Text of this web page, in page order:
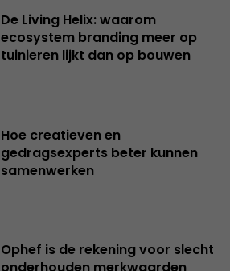
De Living Helix: waarom
ecosystem branding meer op
tuinieren lijkt dan op bouwen
Hoe creatieven en
gedragsexperts beter kunnen
samenwerken
Ophef is de rekening voor slecht